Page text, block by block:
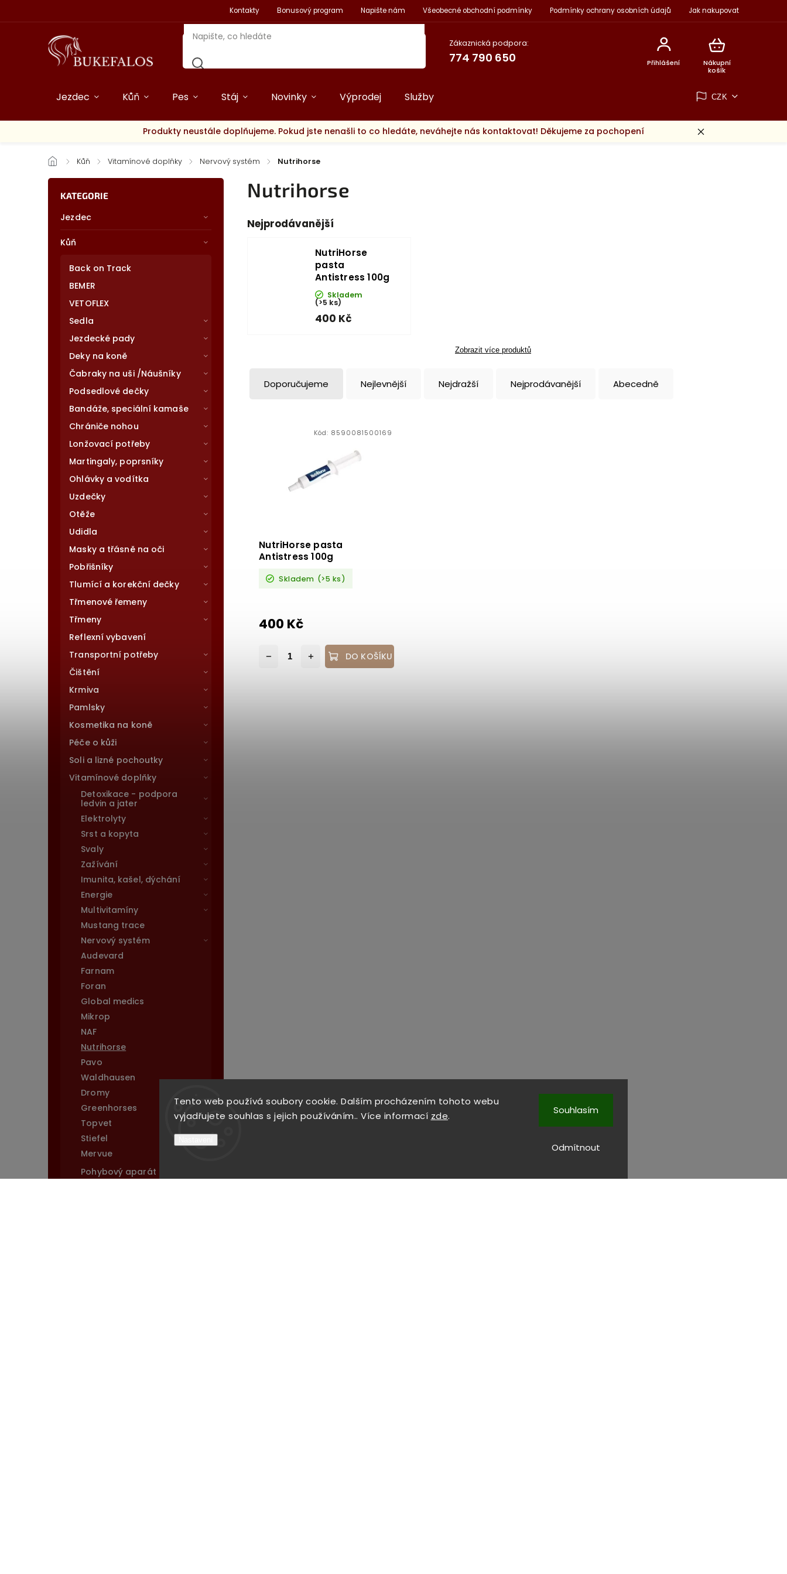
Tento web používá soubory cookie. Dalším procházením tohoto webu
vyjadřujete souhlas s jejich používáním.. Více informací zde.
Odmítnout
Souhlasím
Kontakty Bonusový program Napište nám Všeobecné obchodní podmínky Podmínky ochrany osobních údajů Jak nakupovat
Zákaznická podpora:
774 790 650
Nákupní
košík
Přihlášení
CZK
Jezdec Kůň Pes Stáj Novinky Výprodej Služby
Produkty neustále doplňujeme. Pokud jste nenašli to co hledáte, neváhejte nás kontaktovat! Děkujeme za pochopení
/ Kůň / Vitamínové doplňky / Nervový systém / Nutrihorse
KATEGORIE
Jezdec
Kůň
Back on Track
BEMER
VETOFLEX
Sedla
Jezdecké pady
Deky na koně
Čabraky na uši /Náušníky
Podsedlové dečky
Bandáže, speciální kamaše
Chrániče nohou
Lonžovací potřeby
Martingaly, poprsníky
Ohlávky a vodítka
Uzdečky
Otěže
Udidla
Masky a třásně na oči
Pobřišníky
Tlumící a korekční dečky
Třmenové řemeny
Třmeny
Reflexní vybavení
Transportní potřeby
Čištění
Krmiva
Pamlsky
Kosmetika na koně
Péče o kůži
Soli a lizné pochoutky
Vitamínové doplňky
Detoxikace - podpora
ledvin a jater
Elektrolyty
Srst a kopyta
Svaly
Zažívání
Imunita, kašel, dýchání
Energie
Multivitamíny
Mustang trace
Nervový systém
Audevard
Farnam
Foran
Global medics
Mikrop
NAF
Nutrihorse
Pavo
Waldhausen
Dromy
Greenhorses
Topvet
Stiefel
Mervue
Pohybový aparát
Nutrihorse
Nejprodávanější
NutriHorse
pasta
Antistress 100g
Skladem
(>5 ks)
400 Kč
Zobrazit více produktů
Doporučujeme Nejlevnější Nejdražší Nejprodávanější Abecedně
NutriHorse pasta
Antistress 100g
Skladem (>5 ks)
400 Kč
DO KOŠÍKU
Kód: 8590081500169